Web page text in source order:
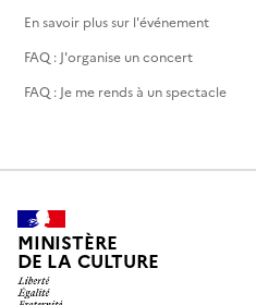
En savoir plus sur l'événement
FAQ : J'organise un concert
FAQ : Je me rends à un spectacle
MINISTÈRE
DE LA CULTURE